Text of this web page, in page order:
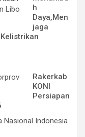
h
Daya,Men
jaga
Rakerkab
KONI
Persiapan
Nasional Indonesia